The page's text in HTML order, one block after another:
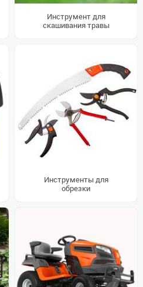
Инструмент для
скашивания травы
Инструменты для
обрезки